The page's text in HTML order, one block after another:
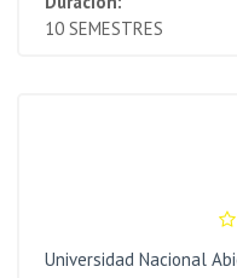
10 SEMESTRES
Universidad Nacional